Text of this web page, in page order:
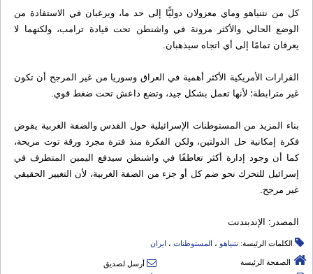
كل من نتنياهو وماي معزولان دوليًّا إلى حد ما، ويرغبان في الاستفادة من
الوضع الحالي والأكثر مرونة في واشنطن تحت قيادة ترامب، ولكنهما لا
يعرفان تمامًا إلى أي اتجاه سيذهبان.
القرارات الأمريكية الأكثر أهمية في العراق وسوريا من غير المرجح أن تكون
غير مترابطة؛ لأنها تعمل بشكل جيد، وتضع داعش تحت ضغط قوي.
بناء المزيد من المستوطنات الإسرائيلية حول القدس والضفة الغربية يقوض
فكرة إمكانية حل الدولتين، ولكن الفكرة منذ فترة مجرد ورقة توت مريحة،
كما أن وجود إدارة أكثر تعاطفًا في واشنطن سيدفع اليمين المتطرف في
إسرائيل للتحرك نحو ضم كل أو جزء من الضفة الغربية، لأن التغيير الحقيقي
غير مرجح.
المصدر: الإندبندنت
الكلمات الرئيسة: نتنیاهو ، المستوطنات ، ایران
الصفحة الرئيسة
أرسل لصديق